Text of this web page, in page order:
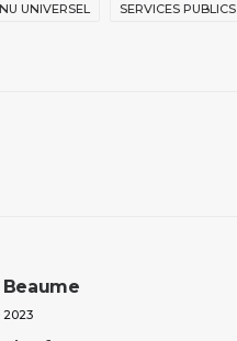
UNIVERSEL SERVICES PUBLICS
2023